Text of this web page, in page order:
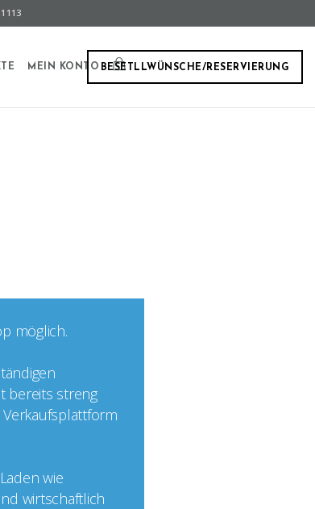
BESETLLWÜNSCHE/RESERVIERUNG
MEIN KONTO
möglich.
bereits streng
wie
wirtschaftlich